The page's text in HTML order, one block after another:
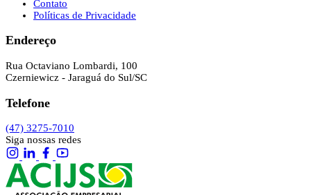
Contato
Políticas de Privacidade
Endereço
Rua Octaviano Lombardi, 100
Czerniewicz - Jaraguá do Sul/SC
Telefone
(47) 3275-7010
Siga nossas redes